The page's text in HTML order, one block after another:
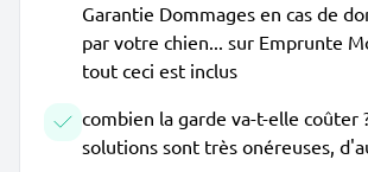
Garantie Dommages en cas de
par votre chien... sur Emprunte
tout ceci est inclus
combien la garde va-t-elle coûter
solutions sont très onéreuses,